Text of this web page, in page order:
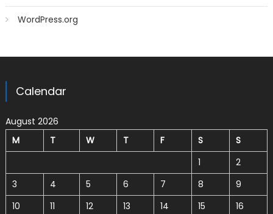
WordPress.org
Calendar
August 2026
M
T W T F S
S
1
2
3
4 5 6 7 8
9
10
11 12 13 14 15
16